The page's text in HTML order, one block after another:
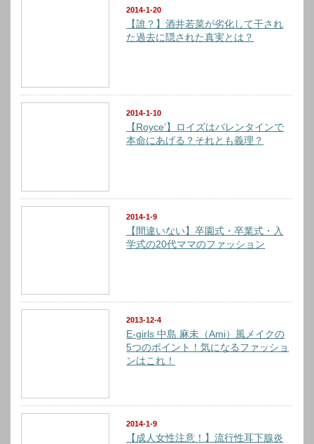
2014-1-20
【誰？】酒井若菜が劣化して干され
た過去に隠された真実とは？
2014-1-10
【Royce’】ロイズはバレンタインで
本命にあげる？それとも義理？
2014-1-9
【間違いない】卒園式・卒業式・入
学式の20代ママのファッション
2013-12-4
E-girls 中島 麻未（Ami）風メイクの
5つのポイント！気になるファッショ
ンはこれ！
2014-1-9
【成人女性注意！】流行性耳下腺炎